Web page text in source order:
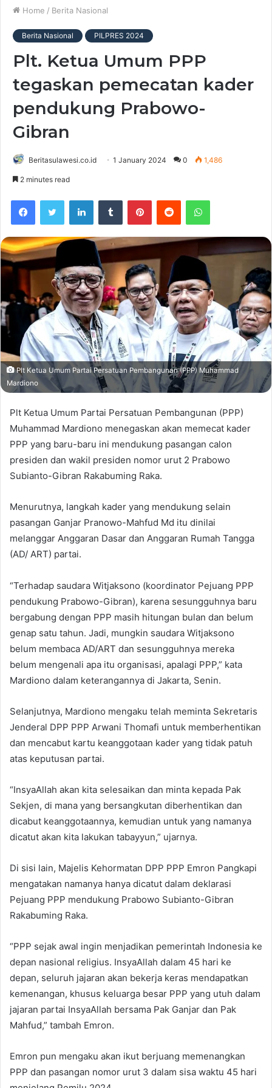
Home / Berita Nasional
Berita Nasional PILPRES 2024
Plt. Ketua Umum PPP
tegaskan pemecatan kader
pendukung Prabowo-
Gibran
Beritasulawesi.co.id 1 January 2024 0 1,486
2 minutes read
Plt Ketua Umum Partai Persatuan Pembangunan (PPP) Muhammad
Mardiono
Plt Ketua Umum Partai Persatuan Pembangunan (PPP)
Muhammad Mardiono menegaskan akan memecat kader
PPP yang baru-baru ini mendukung pasangan calon
presiden dan wakil presiden nomor urut 2 Prabowo
Subianto-Gibran Rakabuming Raka.
Menurutnya, langkah kader yang mendukung selain
pasangan Ganjar Pranowo-Mahfud Md itu dinilai
melanggar Anggaran Dasar dan Anggaran Rumah Tangga
(AD/ ART) partai.
“Terhadap saudara Witjaksono (koordinator Pejuang PPP
pendukung Prabowo-Gibran), karena sesungguhnya baru
bergabung dengan PPP masih hitungan bulan dan belum
genap satu tahun. Jadi, mungkin saudara Witjaksono
belum membaca AD/ART dan sesungguhnya mereka
belum mengenali apa itu organisasi, apalagi PPP,” kata
Mardiono dalam keterangannya di Jakarta, Senin.
Selanjutnya, Mardiono mengaku telah meminta Sekretaris
Jenderal DPP PPP Arwani Thomafi untuk memberhentikan
dan mencabut kartu keanggotaan kader yang tidak patuh
atas keputusan partai.
“InsyaAllah akan kita selesaikan dan minta kepada Pak
Sekjen, di mana yang bersangkutan diberhentikan dan
dicabut keanggotaannya, kemudian untuk yang namanya
dicatut akan kita lakukan tabayyun,” ujarnya.
Di sisi lain, Majelis Kehormatan DPP PPP Emron Pangkapi
mengatakan namanya hanya dicatut dalam deklarasi
Pejuang PPP mendukung Prabowo Subianto-Gibran
Rakabuming Raka.
“PPP sejak awal ingin menjadikan pemerintah Indonesia ke
depan nasional religius. InsyaAllah dalam 45 hari ke
depan, seluruh jajaran akan bekerja keras mendapatkan
kemenangan, khusus keluarga besar PPP yang utuh dalam
jajaran partai InsyaAllah bersama Pak Ganjar dan Pak
Mahfud,” tambah Emron.
Emron pun mengaku akan ikut berjuang memenangkan
PPP dan pasangan nomor urut 3 dalam sisa waktu 45 hari